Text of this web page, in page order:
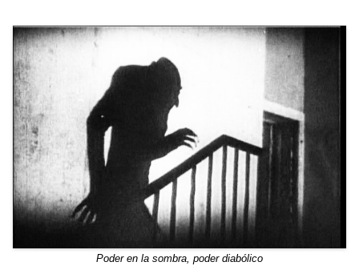
Poder en la sombra, poder diabólico